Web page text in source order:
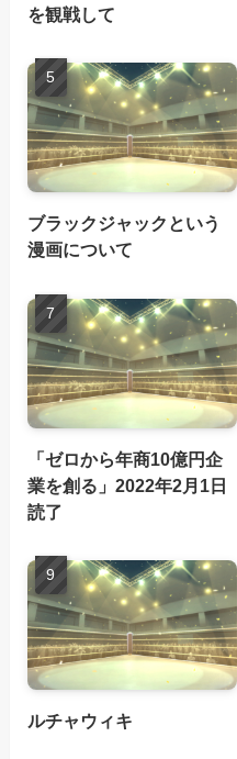
を観戦して
ブラックジャックという
漫画について
「ゼロから年商10億円企
業を創る」2022年2月1日
読了
ルチャウィキ